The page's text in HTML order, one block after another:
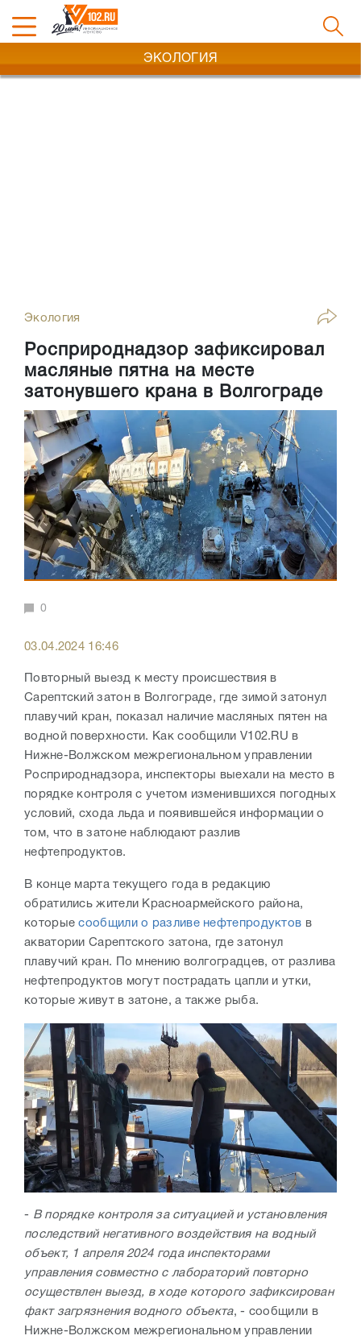
ЭКОЛОГИЯ
Экология
Росприроднадзор зафиксировал
масляные пятна на месте
затонувшего крана в Волгограде
0
03.04.2024 16:46
Повторный выезд к месту происшествия в
Сарептский затон в Волгограде, где зимой затонул
плавучий кран, показал наличие масляных пятен на
водной поверхности. Как сообщили V102.RU в
Нижне-Волжском межрегиональном управлении
Росприроднадзора, инспекторы выехали на место в
порядке контроля с учетом изменившихся погодных
условий, схода льда и появившейся информации о
том, что в затоне наблюдают разлив
нефтепродуктов.
В конце марта текущего года в редакцию
обратились жители Красноармейского района,
которыесообщили о разливе нефтепродуктов в
акватории Сарептского затона, где затонул
плавучий кран. По мнению волгоградцев, от разлива
нефтепродуктов могут пострадать цапли и утки,
которые живут в затоне, а также рыба.
- В порядке контроля за ситуацией и установления
последствий негативного воздействия на водный
объект, 1 апреля 2024 года инспекторами
управления совместно с лабораторий повторно
осуществлен выезд, в ходе которого зафиксирован
факт загрязнения водного объекта, - сообщили в
Нижне-Волжском межрегиональном управлении